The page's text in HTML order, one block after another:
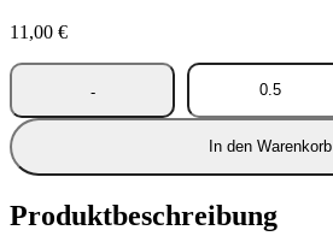
11,00 €
In den Warenkorb
Produktbeschreibung